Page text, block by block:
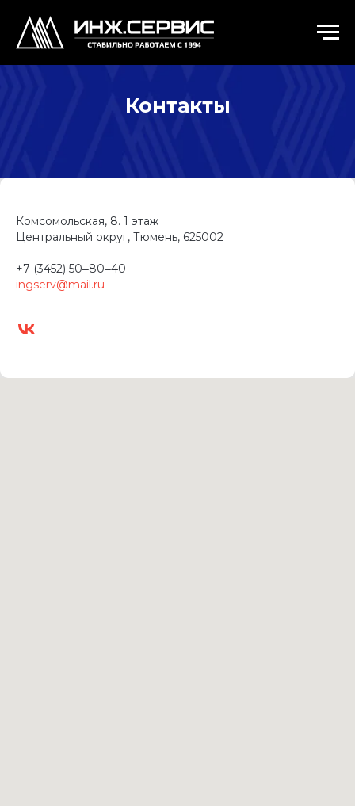
Контакты
Комсомольская, 8​. 1 этаж
Центральный округ, Тюмень, 625002
+7 (3452) 50‒80‒40
ingserv@mail.ru